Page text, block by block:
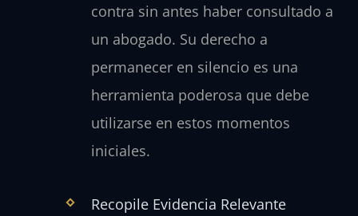
contra sin antes haber consultado a
un abogado. Su derecho a
permanecer en silencio es una
herramienta poderosa que debe
utilizarse en estos momentos
iniciales.
Recopile Evidencia Relevante